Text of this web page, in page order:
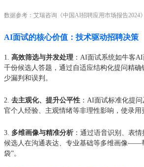
数据参考：艾瑞咨询《中国AI招聘应用市场报告2024
AI面试的核心价值：技术驱动招聘决策
1. 高效筛选与并发处理 ：AI面试系统如牛客
千份候选人答题，通过自适应结构化提问精
少漏判和误判。
2. 去主观化、提升公平性 ：AI面试标准化提
官个人经验、主观情绪等非理性影响，使录用
3. 多维画像与精准分析 ：通过语音识别、表
候选人在沟通表达、专业基础等多维画像——
袋”。